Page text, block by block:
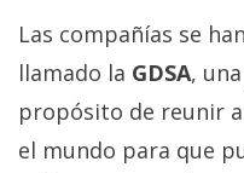
Cambiar
opciones
de
privacidad
Las compañías se
llamado la GDSA,
propósito de reunir
el mundo para que